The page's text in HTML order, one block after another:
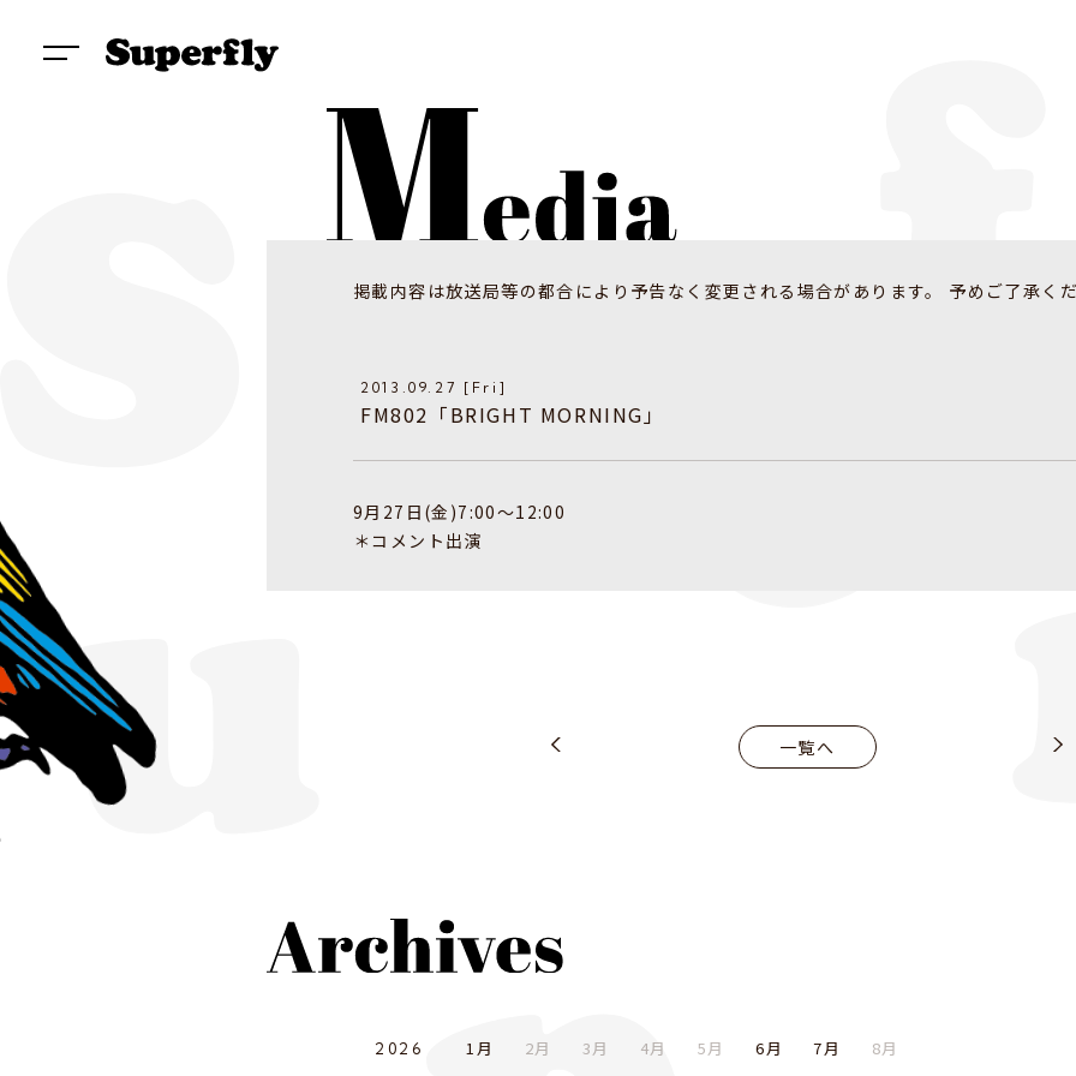
掲載内容は放送局等の都合により予告なく変更される場合があります。 予めご了承く
2013.09.27 [Fri]
FM802「BRIGHT MORNING」
9月27日(金)7:00～12:00
＊コメント出演
一覧へ
2026 1月 2月 3月 4月 5月 6月 7月 8月